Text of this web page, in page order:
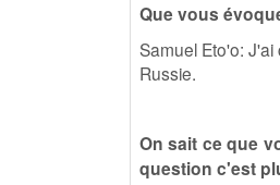
Que vous
Samuel Eto'o:
Russie.
On sait ce que
question c'est